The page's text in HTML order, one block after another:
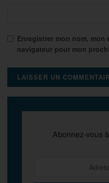
Enregistrer mon nom, mon
navigateur pour mon
Abonnez-vous